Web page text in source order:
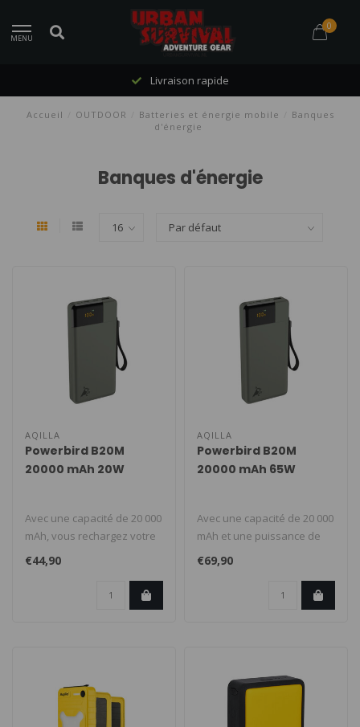
MENU
0
Livraison rapide
Accueil OUTDOOR Batteries et énergie mobile
Banques
d'énergie
Banques d'énergie
AQILLA
Powerbird B20M
20000 mAh 20W
Avec une capacité de 20 000
mAh, vous rechargez votre
smartphone jusqu’à qua..
€44,90
AQILLA
Powerbird B20M
20000 mAh 65W
Avec une capacité de 20 000
mAh et une puissance de
65W, chargez jusqu’à tro..
€69,90